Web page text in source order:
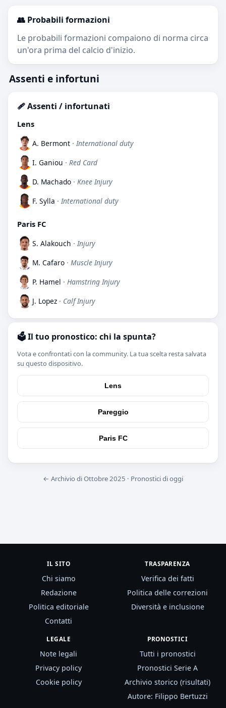
👥 Probabili formazioni
Le probabili formazioni compaiono di norma circa
un'ora prima del calcio d'inizio.
Assenti e infortuni
🩹 Assenti / infortunati
Lens
A. Bermont · International duty
I. Ganiou · Red Card
D. Machado · Knee Injury
F. Sylla · International duty
Paris FC
S. Alakouch · Injury
M. Cafaro · Muscle Injury
P. Hamel · Hamstring Injury
J. Lopez · Calf Injury
🗳️ Il tuo pronostico: chi la spunta?
Vota e confrontati con la community. La tua scelta resta salvata
su questo dispositivo.
Lens
Pareggio
Paris FC
← Archivio di Ottobre 2025 · Pronostici di oggi
IL SITO
Chi siamo
Redazione
Politica editoriale
Contatti
TRASPARENZA
Verifica dei fatti
Politica delle correzioni
Diversità e inclusione
LEGALE
Note legali
Privacy policy
Cookie policy
PRONOSTICI
Tutti i pronostici
Pronostici Serie A
Archivio storico (risultati)
Autore: Filippo Bertuzzi